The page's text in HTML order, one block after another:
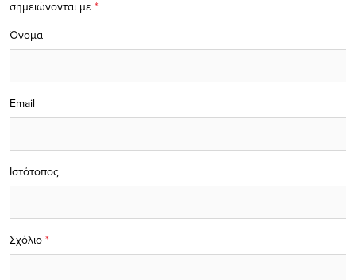
σημειώνονται με *
Σχόλιο *
Όνομα
Email
Ιστότοπος